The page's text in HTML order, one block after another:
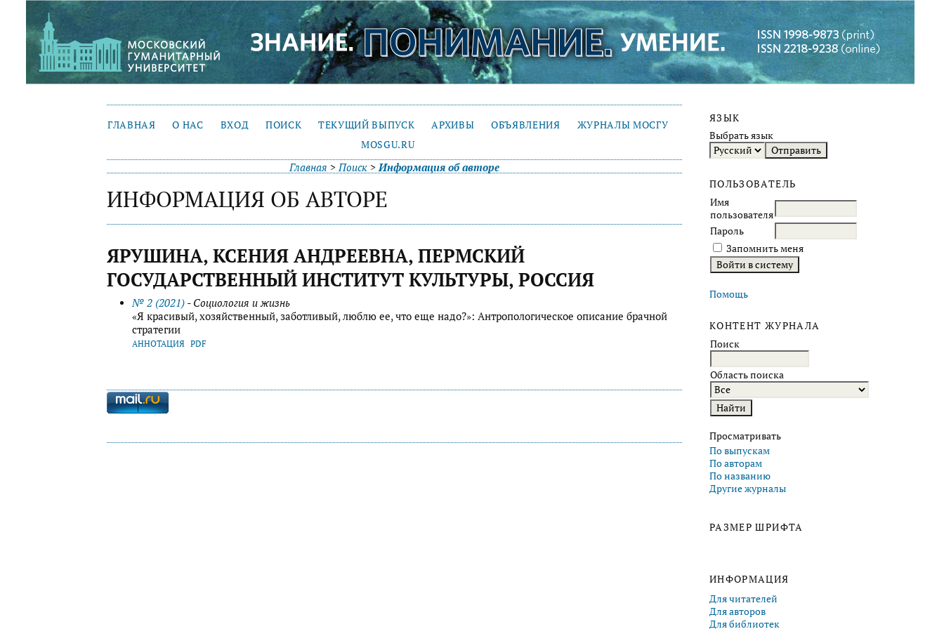
ЯЗЫК
Выбрать язык
ПОЛЬЗОВАТЕЛЬ
Имя
пользователя
Пароль
Запомнить меня
Помощь
КОНТЕНТ ЖУРНАЛА
Поиск
Область поиска
Просматривать
По выпускам
По авторам
По названию
Другие журналы
РАЗМЕР ШРИФТА
ИНФОРМАЦИЯ
Для читателей
Для авторов
Для библиотек
ГЛАВНАЯ О НАС ВХОД ПОИСК ТЕКУЩИЙ ВЫПУСК АРХИВЫ ОБЪЯВЛЕНИЯ
ЖУРНАЛЫ МОСГУ
MOSGU.RU
Главная >Поиск >Информация об авторе
ИНФОРМАЦИЯ ОБ АВТОРЕ
ЯРУШИНА, КСЕНИЯ АНДРЕЕВНА, ПЕРМСКИЙ
ГОСУДАРСТВЕННЫЙ ИНСТИТУТ КУЛЬТУРЫ, РОССИЯ
№ 2 (2021) - Социология и жизнь
«Я красивый, хозяйственный, заботливый, люблю ее, что еще надо?»: Антропологическое описание брачной
стратегии
АННОТАЦИЯ PDF